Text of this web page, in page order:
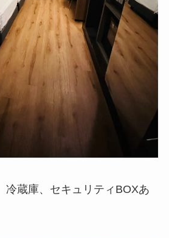
冷蔵庫、セキュリティBOXあ